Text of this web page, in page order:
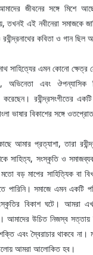
জীবনের সঙ্গে মিশে
তখনই এই নবীনেরা সমাজকে
কবিতা ও গান ছিল
সাহিত্যের এমন কোনো ক্ষেত্র
অভিনেতা এবং ঔপন্যাসিক
রবীন্দ্রসংগীতের
ভাষার বিকাশের সঙ্গে
আমার প্রত্যাশা, তারা
সাহিত্য, সংস্কৃতি ও
বড় মাপের সাহিত্যিক বা
পারিনি। সমাজে এমন একটি
বিকাশ ঘটে। আমরা
আমাদের উচিত নিজস্ব
এবং স্বৈরাচার থাকবে না।
আমরা আলোকিত হব।